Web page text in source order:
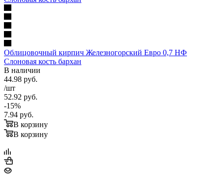
Облицовочный кирпич Железногорский Евро 0,7 НФ
Слоновая кость бархан
В наличии
44.98 руб.
/шт
52.92 руб.
-15%
7.94 руб.
В корзину
В корзину